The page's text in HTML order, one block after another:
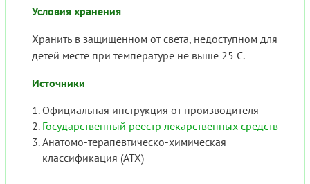
Условия хранения
Хранить в защищенном от света, недоступном для
детей месте при температуре не выше 25 С.
Источники
Официальная инструкция от производителя
Государственный реестр лекарственных средств
Анатомо-терапевтическо-химическая
классификация (ATX)